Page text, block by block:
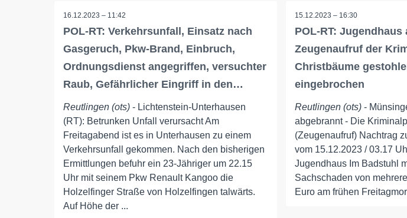
16.12.2023 – 11:42
POL-RT: Verkehrsunfall, Einsatz nach
Gasgeruch, Pkw-Brand, Einbruch,
Ordnungsdienst angegriffen, versuchter
Raub, Gefährlicher Eingriff in den…
Reutlingen (ots) - Lichtenstein-Unterhausen
(RT): Betrunken Unfall verursacht Am
Freitagabend ist es in Unterhausen zu einem
Verkehrsunfall gekommen. Nach den bisherigen
Ermittlungen befuhr ein 23-Jähriger um 22.15
Uhr mit seinem Pkw Renault Kangoo die
Holzelfinger Straße von Holzelfingen talwärts.
Auf Höhe der ...
15.12.2023 – 16:30
POL-RT: Jugendhaus
Zeugenaufruf der
Christbäume
eingebrochen
Reutlingen (ots)-
abgebrannt - Die
(Zeugenaufruf) Nachtrag
vom 15.12.2023 / 03.17
Jugendhaus Im Badstuhl
Sachschaden von
Euro am frühen